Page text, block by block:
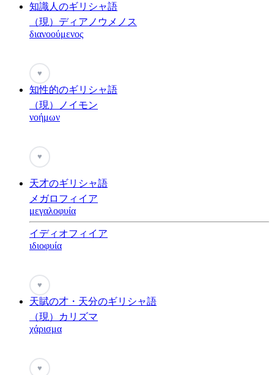
知識人のギリシャ語
（現）ディアノウメノス
διανοούμενος
♥
知性的のギリシャ語
（現）ノイモン
νοήμων
♥
天才のギリシャ語
メガロフィイア
μεγαλοφυία
イディオフィイア
ιδιοφυία
♥
天賦の才・天分のギリシャ語
（現）カリズマ
χάρισμα
♥